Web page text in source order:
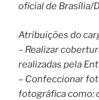
oficial de Brasília/
Atribuições do
– Realizar
realizadas pela
– Confeccionar
fotográfica como: